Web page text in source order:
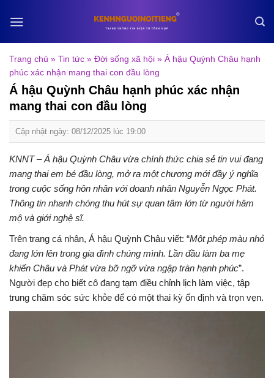
Trang chủ » Tin tức » Đời sống xã hội » Á hậu Quỳnh Châu hạnh
phúc xác nhận mang thai con đầu lòng
Á hậu Quỳnh Châu hạnh phúc xác nhận
mang thai con đầu lòng
Cập nhật ngày: 08/12/2025 lúc 19:00
KNNT – Á hậu Quỳnh Châu vừa chính thức chia sẻ tin vui đang
mang thai em bé đầu lòng, mở ra một chương mới đầy ý nghĩa
trong cuộc sống hôn nhân với doanh nhân Nguyễn Ngọc Phát.
Thông tin nhanh chóng thu hút sự quan tâm lớn từ người hâm
mộ và giới nghệ sĩ.
Trên trang cá nhân, Á hậu Quỳnh Châu viết: “Một phép màu nhỏ
đang lớn lên trong gia đình chúng mình. Lần đầu làm ba mẹ
khiến Châu và Phát vừa bỡ ngỡ vừa ngập tràn hạnh phúc”.
Người đẹp cho biết cô đang tạm điều chỉnh lịch làm việc, tập
trung chăm sóc sức khỏe để có một thai kỳ ổn định và trọn vẹn.